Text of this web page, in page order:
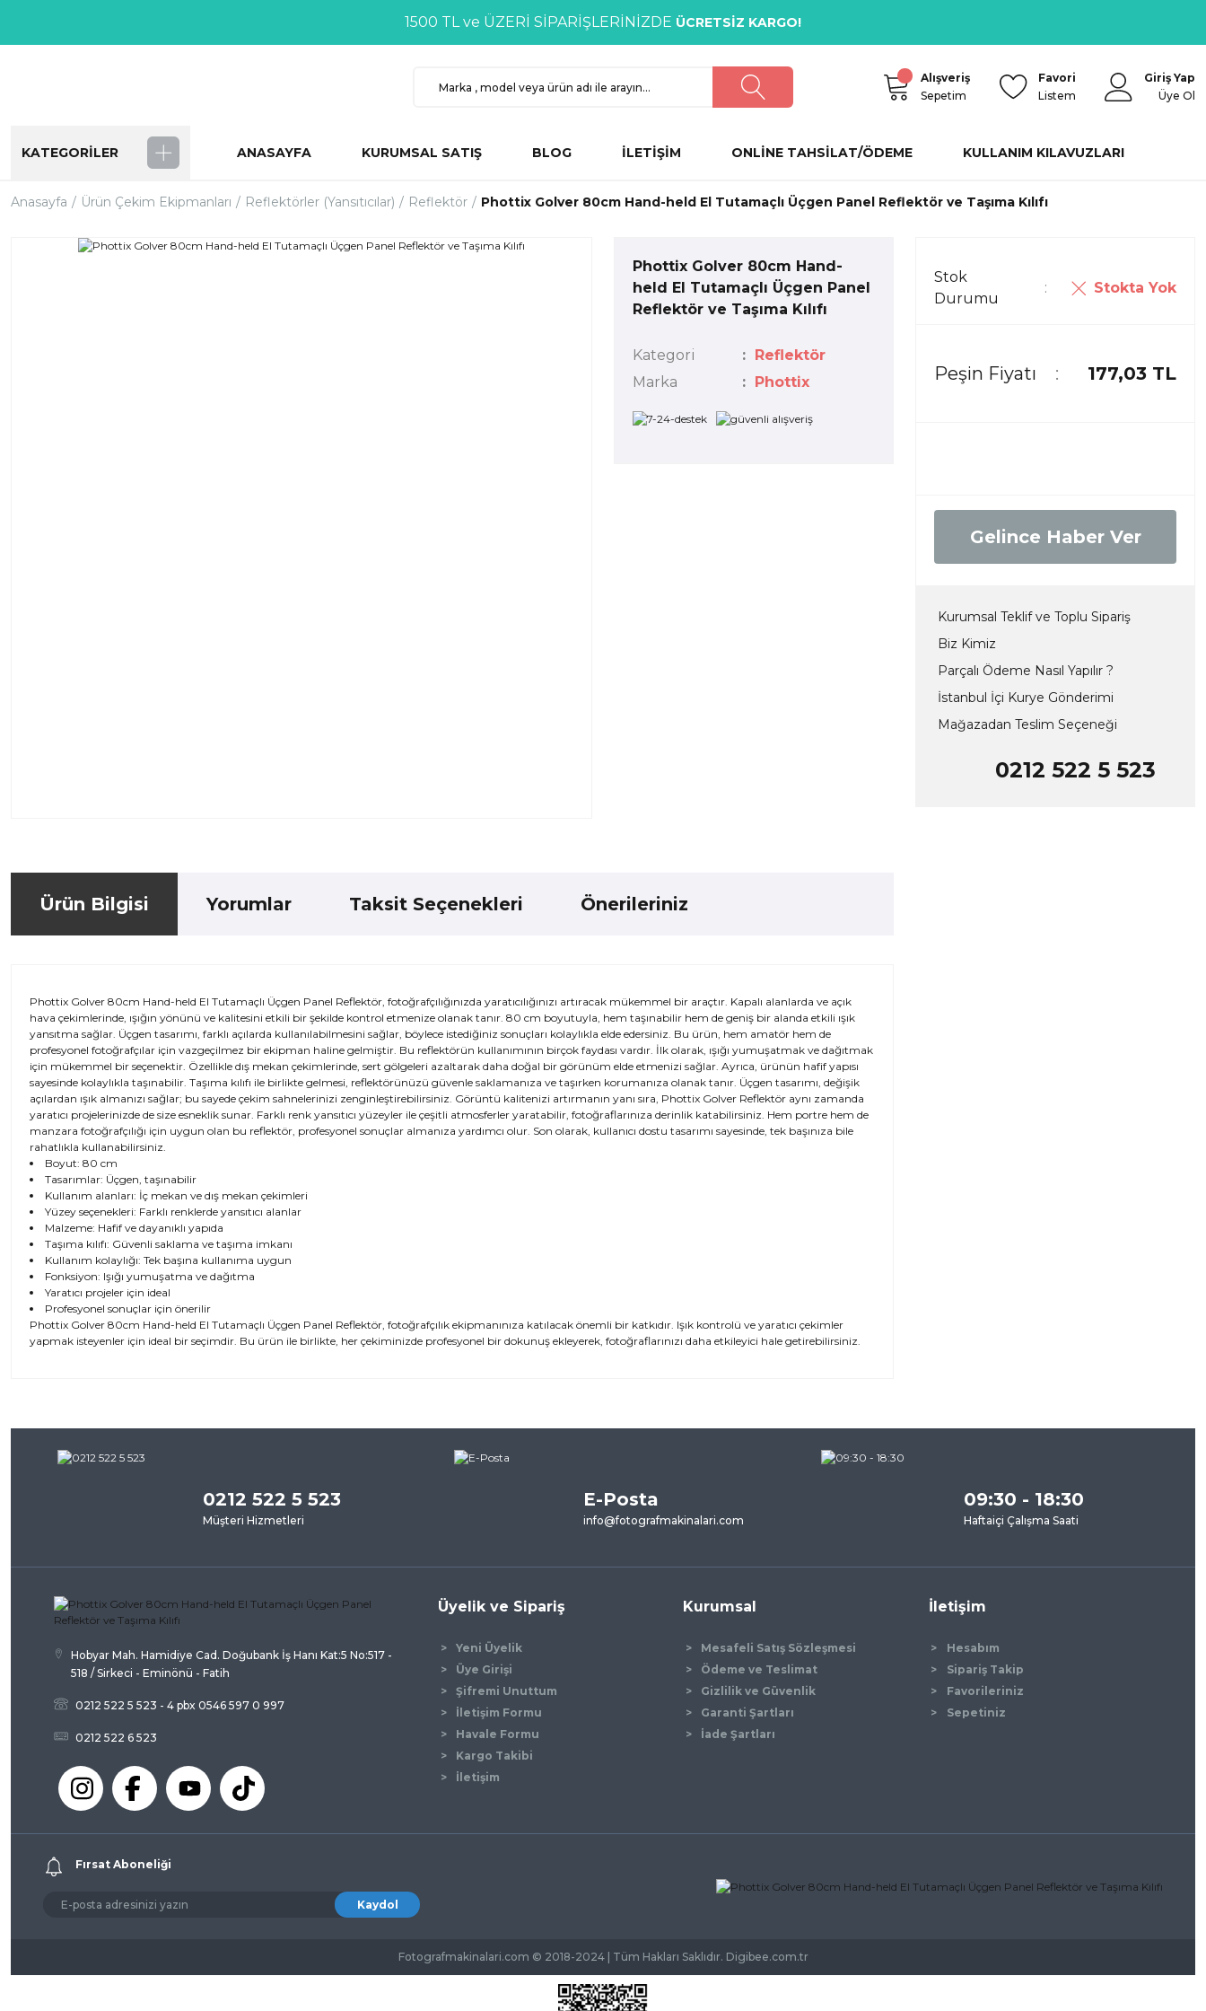
1500 TL ve ÜZERİ SİPARİŞLERİNİZDE ÜCRETSİZ KARGO!
Alışveriş
Sepetim
Favori
Listem
Giriş Yap
Üye Ol
KATEGORİLER ANASAYFA KURUMSAL SATIŞ BLOG İLETİŞİM ONLİNE TAHSİLAT/ÖDEME KULLANIM KILAVUZLARI
Anasayfa Ürün Çekim Ekipmanları Reflektörler (Yansıtıcılar) Reflektör Phottix Golver 80cm Hand-held El Tutamaçlı Üçgen Panel Reflektör ve Taşıma Kılıfı
Phottix Golver 80cm Hand-
held El Tutamaçlı Üçgen Panel
Reflektör ve Taşıma Kılıfı
Kategori
Reflektör
Marka
Phottix
Stok
Durumu
Stokta Yok
Peşin Fiyatı 177,03 TL
Gelince Haber Ver
Kurumsal Teklif ve Toplu Sipariş
Biz Kimiz
Parçalı Ödeme Nasıl Yapılır ?
İstanbul İçi Kurye Gönderimi
Mağazadan Teslim Seçeneği
0212 522 5 523
Ürün Bilgisi Yorumlar Taksit Seçenekleri Önerileriniz
Phottix Golver 80cm Hand-held El Tutamaçlı Üçgen Panel Reflektör, fotoğrafçılığınızda yaratıcılığınızı artıracak mükemmel bir araçtır. Kapalı alanlarda ve açık
hava çekimlerinde, ışığın yönünü ve kalitesini etkili bir şekilde kontrol etmenize olanak tanır. 80 cm boyutuyla, hem taşınabilir hem de geniş bir alanda etkili ışık
yansıtma sağlar. Üçgen tasarımı, farklı açılarda kullanılabilmesini sağlar, böylece istediğiniz sonuçları kolaylıkla elde edersiniz. Bu ürün, hem amatör hem de
profesyonel fotoğrafçılar için vazgeçilmez bir ekipman haline gelmiştir. Bu reflektörün kullanımının birçok faydası vardır. İlk olarak, ışığı yumuşatmak ve dağıtmak
için mükemmel bir seçenektir. Özellikle dış mekan çekimlerinde, sert gölgeleri azaltarak daha doğal bir görünüm elde etmenizi sağlar. Ayrıca, ürünün hafif yapısı
sayesinde kolaylıkla taşınabilir. Taşıma kılıfı ile birlikte gelmesi, reflektörünüzü güvenle saklamanıza ve taşırken korumanıza olanak tanır. Üçgen tasarımı, değişik
açılardan ışık almanızı sağlar; bu sayede çekim sahnelerinizi zenginleştirebilirsiniz. Görüntü kalitenizi artırmanın yanı sıra, Phottix Golver Reflektör aynı zamanda
yaratıcı projelerinizde de size esneklik sunar. Farklı renk yansıtıcı yüzeyler ile çeşitli atmosferler yaratabilir, fotoğraflarınıza derinlik katabilirsiniz. Hem portre hem de
manzara fotoğrafçılığı için uygun olan bu reflektör, profesyonel sonuçlar almanıza yardımcı olur. Son olarak, kullanıcı dostu tasarımı sayesinde, tek başınıza bile
rahatlıkla kullanabilirsiniz.
Boyut: 80 cm
Tasarımlar: Üçgen, taşınabilir
Kullanım alanları: İç mekan ve dış mekan çekimleri
Yüzey seçenekleri: Farklı renklerde yansıtıcı alanlar
Malzeme: Hafif ve dayanıklı yapıda
Taşıma kılıfı: Güvenli saklama ve taşıma imkanı
Kullanım kolaylığı: Tek başına kullanıma uygun
Fonksiyon: Işığı yumuşatma ve dağıtma
Yaratıcı projeler için ideal
Profesyonel sonuçlar için önerilir
Phottix Golver 80cm Hand-held El Tutamaçlı Üçgen Panel Reflektör, fotoğrafçılık ekipmanınıza katılacak önemli bir katkıdır. Işık kontrolü ve yaratıcı çekimler
yapmak isteyenler için ideal bir seçimdir. Bu ürün ile birlikte, her çekiminizde profesyonel bir dokunuş ekleyerek, fotoğraflarınızı daha etkileyici hale getirebilirsiniz.
Görüş ve önerileriniz için teşekkür ederiz.
Ürün resmi kalitesiz, bozuk veya görüntülenemiyor.
Ürün açıklamasında eksik bilgiler bulunuyor.
Ürün fiyatı diğer sitelerden daha pahalı.
Bu ürüne benzer farklı alternatifler olmalı.
Gönder
0212 522 5 523
Müşteri Hizmetleri
E-Posta
info@fotografmakinalari.com
09:30 - 18:30
Haftaiçi Çalışma Saati
Hobyar Mah. Hamidiye Cad. Doğubank İş Hanı Kat:5 No:517 -
518 / Sirkeci - Eminönü - Fatih
0212 522 5 523 - 4 pbx 0546 597 0 997
0212 522 6 523
Üyelik ve Sipariş
Yeni Üyelik
Üye Girişi
Şifremi Unuttum
İletişim Formu
Havale Formu
Kargo Takibi
İletişim
Kurumsal
Mesafeli Satış Sözleşmesi
Ödeme ve Teslimat
Gizlilik ve Güvenlik
Garanti Şartları
İade Şartları
İletişim
Hesabım
Sipariş Takip
Favorileriniz
Sepetiniz
Fırsat Aboneliği
Kaydol
Fotografmakinalari.com © 2018-2024 | Tüm Hakları Saklıdır. Digibee.com.tr